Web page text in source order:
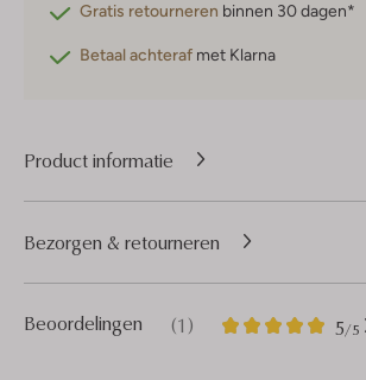
Gratis retourneren binnen 30 dagen*
Betaal achteraf met Klarna
Product informatie
Beoordelingen (1) 5/5
1
5
Bezorgen & retourneren